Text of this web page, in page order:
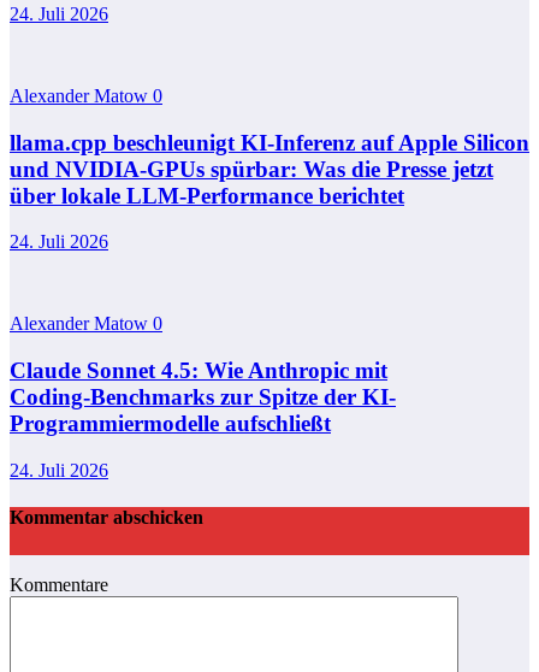
24. Juli 2026
Alexander Matow 0
llama.cpp beschleunigt KI-Inferenz auf Apple Silicon
und NVIDIA-GPUs spürbar: Was die Presse jetzt
über lokale LLM-Performance berichtet
24. Juli 2026
Alexander Matow 0
Claude Sonnet 4.5: Wie Anthropic mit
Coding‑Benchmarks zur Spitze der KI-
Programmiermodelle aufschließt
24. Juli 2026
Kommentar abschicken
Kommentare